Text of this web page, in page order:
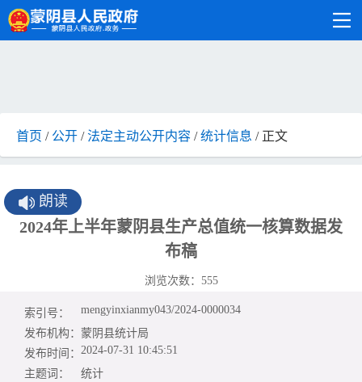
首页 / 公开 /法定主动公开内容 /统计信息 / 正文
朗读
2024年上半年蒙阴县生产总值统一核算数据发
布稿
浏览次数： 555
索引号：
mengyinxianmy043/2024-0000034
发布机构： 蒙阴县统计局
发布时间： 2024-07-31 10:45:51
主题词：
统计